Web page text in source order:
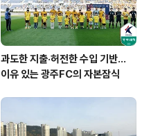
과도한 지출·허전한 수입 기반…
이유 있는 광주FC의 자본잠식